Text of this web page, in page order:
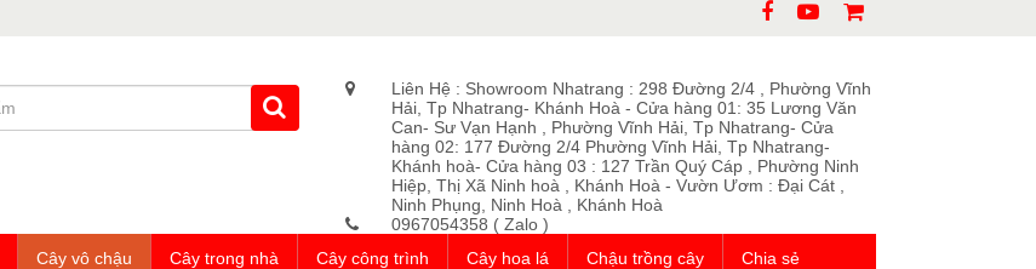
Liên Hệ : Showroom Nhatrang : 298 Đường 2/4 , Phường Vĩnh
Hải, Tp Nhatrang- Khánh Hoà - Cửa hàng 01: 35 Lương Văn
Can- Sư Vạn Hạnh , Phường Vĩnh Hải, Tp Nhatrang- Cửa
hàng 02: 177 Đường 2/4 Phường Vĩnh Hải, Tp Nhatrang-
Khánh hoà- Cửa hàng 03 : 127 Trần Quý Cáp , Phường Ninh
Hiệp, Thị Xã Ninh hoà , Khánh Hoà - Vườn Ươm : Đại Cát ,
Ninh Phụng, Ninh Hoà , Khánh Hoà
0967054358 ( Zalo )
Cây vô chậu Cây trong nhà Cây công trình Cây hoa lá Chậu trồng cây Chia sẻ